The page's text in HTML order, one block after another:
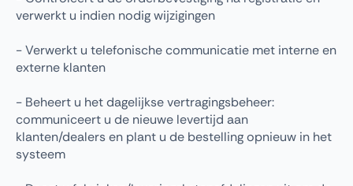
verwerkt u indien nodig wijzigingen
- Verwerkt u telefonische communicatie met interne en
externe klanten
- Beheert u het dagelijkse vertragingsbeheer:
communiceert u de nieuwe levertijd aan
klanten/dealers en plant u de bestelling opnieuw in het
systeem